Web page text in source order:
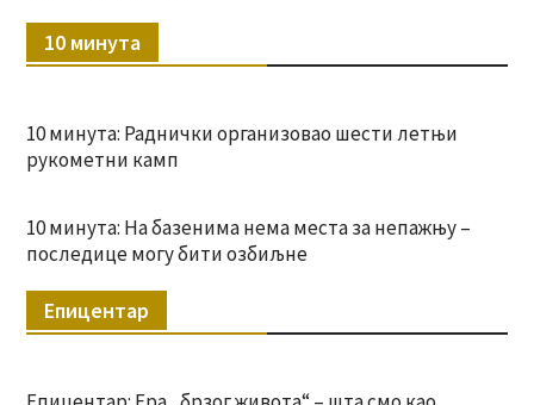
10 минута
10 минута: Раднички организовао шести летњи
рукометни камп
10 минута: На базенима нема места за непажњу –
последице могу бити озбиљне
Епицентар